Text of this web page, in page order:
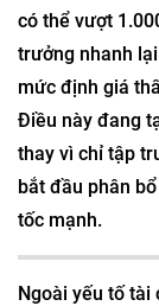
có thể vượt
trưởng nhanh
mức định giá
Điều này đang
thay vì chỉ tập
bắt đầu phân
tốc mạnh.
Ngoài yếu tố tài